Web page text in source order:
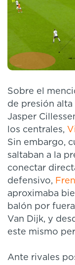
Sobre el
de presión
Jasper
los centrales,
Sin embargo,
saltaban a la
conectar
defensivo,
aproximaba
balón por
Van Dijk, y
este mismo
Ante rivales